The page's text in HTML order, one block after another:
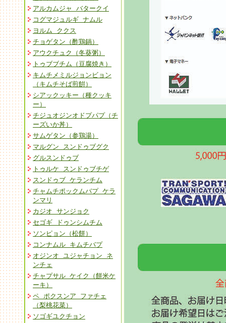
アルカムジャ バタークイ
コグマジュルギ ナムル
ヨルム ククス
チョゲタン（酢鶏鍋）
アウクチュク（冬葵粥）
トゥブブチム（豆腐焼き）
キムチメミルジョンビョン
（キムチそば煎餠）
シアックッキー（種クッキ
ー）
チジュオジンオドプパプ（チ
ーズいか丼）
サムゲタン（参鶏湯）
マルグン スンドゥブグク
グルスンドゥブ
トゥルケ スンドゥブチゲ
スンドゥブ ケランチム
チャムチポックムバプ ケラ
ンマリ
カジオ サンジョク
セゴギ ドゥンシムチム
ソンピョン（松餅）
コンナムル キムチバプ
オジンオ ユジャチョン ネ
ンチェ
チャプサル ケイク（餅米ケ
ーキ）
ペ ポクスンア ファチェ
（梨桃花菜）
ソゴギユクチョン